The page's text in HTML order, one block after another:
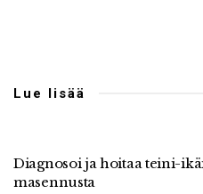
Lue lisää
Diagnosoi ja hoitaa teini-
masennusta